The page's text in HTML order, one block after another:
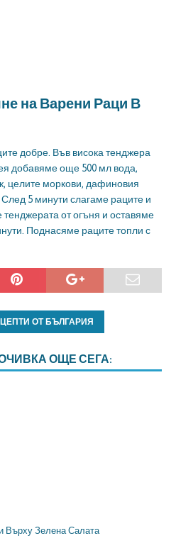
на Варени Раци В
добре. Във висока тенджера
добавяме още 500 мл вода,
целите моркови, дафиновия
5 минути слагаме раците и
от огъня и оставяме
Поднасяме раците топли с
ОТ БЪЛГАРИЯ
ОЩЕ СЕГА:
Върху Зелена Салата